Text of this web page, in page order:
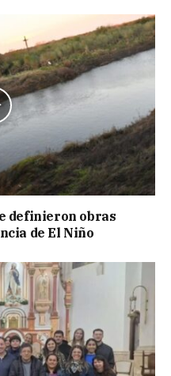
definieron obras
de El Niño